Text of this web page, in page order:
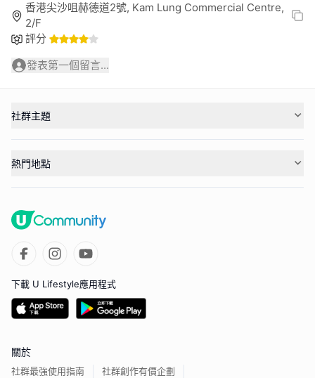
香港尖沙咀赫德道2號, Kam Lung Commercial Centre,
2/F
評分
發表第一個留言...
社群主題
熱門地點
下載 U Lifestyle應用程式
關於
社群最強使用指南
社群創作有價企劃